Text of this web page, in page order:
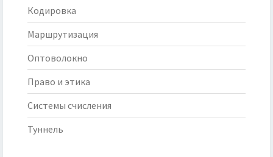
Кодировка
Маршрутизация
Оптоволокно
Право и этика
Системы счисления
Туннель